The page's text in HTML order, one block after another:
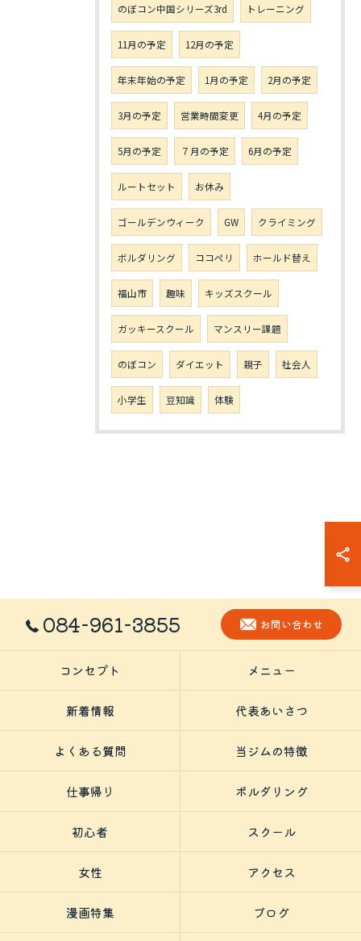
のぼコン中国シリーズ3rd トレーニング
11月の予定 12月の予定
年末年始の予定 1月の予定 2月の予定
3月の予定 営業時間変更 4月の予定
5月の予定 ７月の予定 6月の予定
ルートセット お休み
ゴールデンウィーク GW クライミング
ボルダリング ココペリ ホールド替え
福山市 趣味 キッズスクール
ガッキースクール マンスリー課題
のぼコン ダイエット 親子 社会人
小学生 豆知識 体験
084-961-3855 お問い合わせ
コンセプト メニュー
新着情報 代表あいさつ
よくある質問 当ジムの特徴
仕事帰り ボルダリング
初心者 スクール
女性 アクセス
漫画特集 ブログ